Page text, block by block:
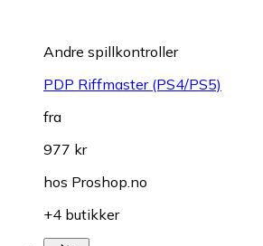
Andre spillkontroller
PDP Riffmaster (PS4/PS5)
fra
977 kr
hos Proshop.no
+4 butikker